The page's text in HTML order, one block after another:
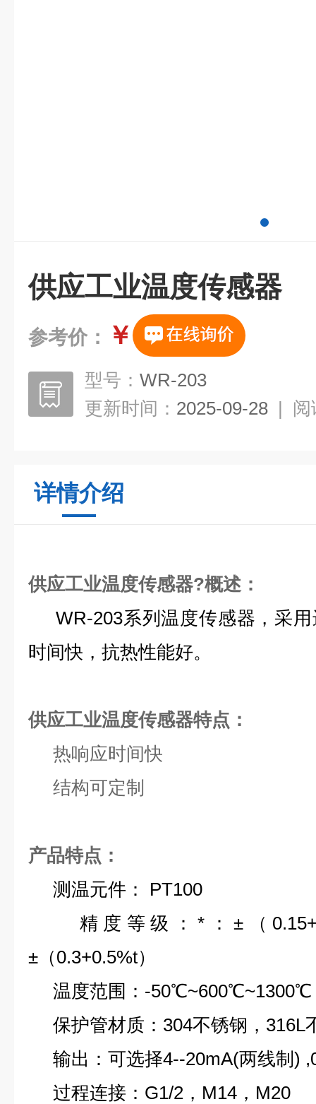
供应工业温度传感器
参考价： ￥
型号： WR-203
更新时间： 2025-09-28 | 阅
详情介绍
供应工业温度传感器?概述：
WR-203系列温度传感器，采用
时间快，抗热性能好。
供应工业温度传感器特点：
热响应时间快
结构可定制
产品特点：
测温元件： PT100
精度等级：*：±（
±（0.3+0.5%t）
温度范围：-50℃~600℃~1300℃
保护管材质：304不锈钢，316L
输出：可选择4--20mA(两线制)
过程连接：G1/2，M14，M20